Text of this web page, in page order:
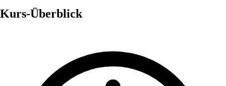
Kurs-Überblick